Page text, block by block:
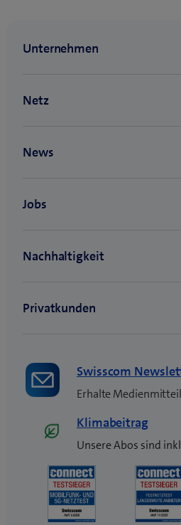
Swisscom
Erhalte
Klimabeitrag
Unsere Abos sind